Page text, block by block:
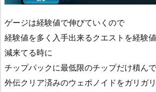
ゲージは経験値で伸びていくので
経験値を多く入手出来るクエストを経験
減来てる時に
チップパックに最低限のチップだけ積んで
外伝クリア済みのウェポノイドをガリガ